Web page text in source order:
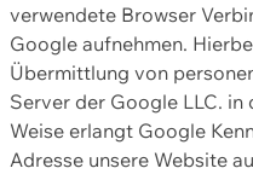
verwendete Browser
Google aufnehmen.
Übermittlung von
Server der Google LLC. in
Weise erlangt Google
Adresse unsere Website